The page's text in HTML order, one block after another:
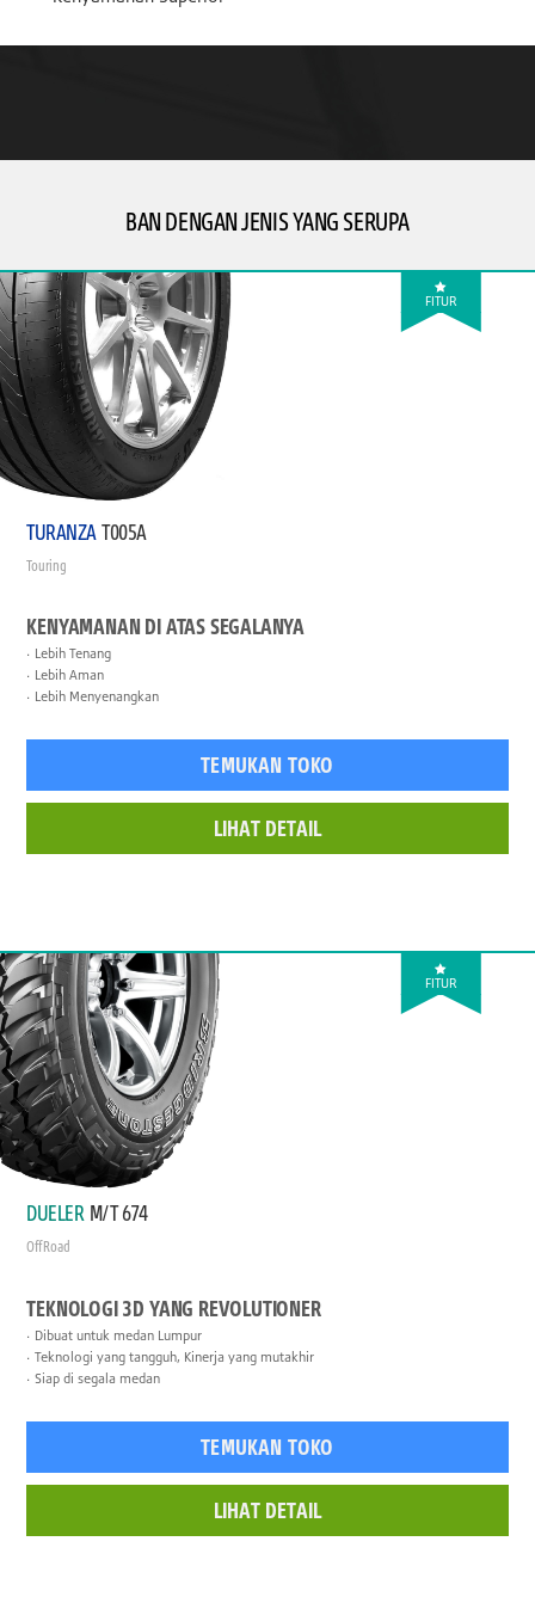
BAN DENGAN JENIS YANG SERUPA
FITUR
TURANZAT005A
Touring
KENYAMANAN DI ATAS SEGALANYA
Lebih Tenang
Lebih Aman
Lebih Menyenangkan
TEMUKAN TOKO
LIHAT DETAIL
FITUR
DUELER M/T 674
Off Road
TEKNOLOGI 3D YANG REVOLUTIONER
Dibuat untuk medan Lumpur
Teknologi yang tangguh, Kinerja yang mutakhir
Siap di segala medan
TEMUKAN TOKO
LIHAT DETAIL